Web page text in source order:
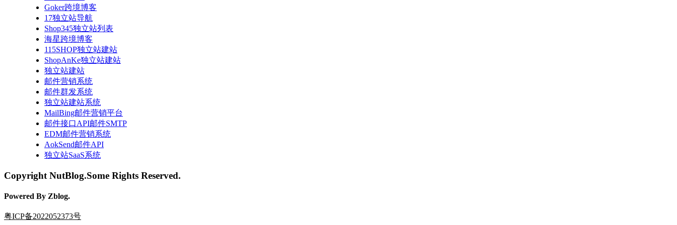
Goker跨境博客
17独立站导航
Shop345独立站列表
海星跨境博客
115SHOP独立站建站
ShopAnKe独立站建站
独立站建站
邮件营销系统
邮件群发系统
独立站建站系统
MailBing邮件营销平台
邮件接口API邮件SMTP
EDM邮件营销系统
AokSend邮件API
独立站SaaS系统
Copyright NutBlog.Some Rights Reserved.
Powered By Zblog.
粤ICP备2022052373号